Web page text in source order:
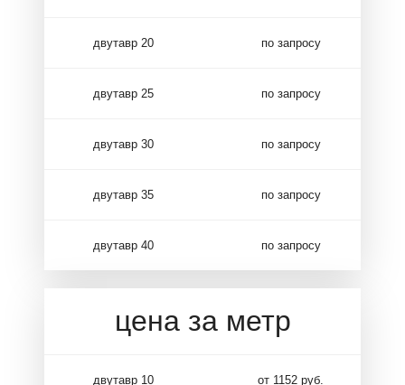
двутавр 20 по запросу
двутавр 25 по запросу
двутавр 30 по запросу
двутавр 35 по запросу
двутавр 40 по запросу
цена за метр
двутавр 10 от 1152 руб.